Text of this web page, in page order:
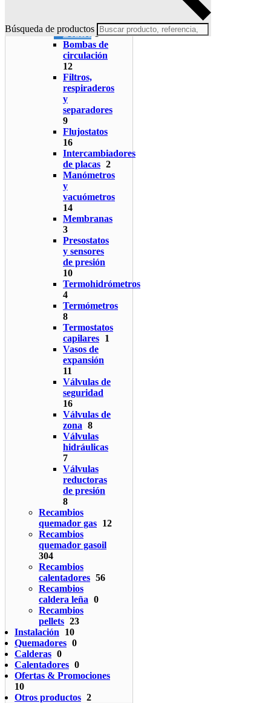
Búsqueda de productos
7
Boilers 8
Bombas de
circulación
12
Filtros,
respiraderos
y
separadores
9
Flujostatos
16
Intercambiadores
de placas 2
Manómetros
y
vacuómetros
14
Membranas
3
Presostatos
y sensores
de presión
10
Termohidrómetros
4
Termómetros
8
Termostatos
capilares 1
Vasos de
expansión
11
Válvulas de
seguridad
16
Válvulas de
zona 8
Válvulas
hidráulicas
7
Válvulas
reductoras
de presión
8
Recambios
quemador gas 12
Recambios
quemador gasoil
304
Recambios
calentadores 56
Recambios
caldera leña 0
Recambios
pellets 23
Instalación
10
Quemadores 0
Calderas 0
Calentadores 0
Ofertas & Promociones
10
Otros productos 2